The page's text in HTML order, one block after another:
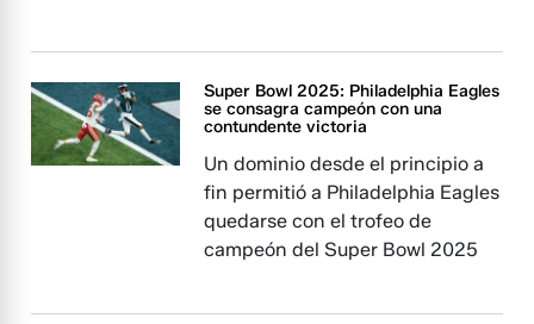
Super Bowl 2025: Philadelphia Eagles
se consagra campeón con una
contundente victoria
Un dominio desde el principio a
fin permitió a Philadelphia Eagles
quedarse con el trofeo de
campeón del Super Bowl 2025